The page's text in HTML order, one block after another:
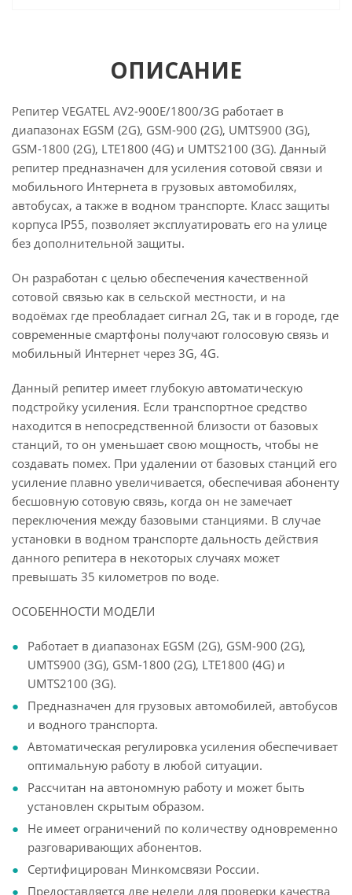
ОПИСАНИЕ
Репитер VEGATEL AV2-900E/1800/3G работает в
диапазонах EGSM (2G), GSM-900 (2G), UMTS900 (3G),
GSM-1800 (2G), LTE1800 (4G) и UMTS2100 (3G). Данный
репитер предназначен для усиления сотовой связи и
мобильного Интернета в грузовых автомобилях,
автобусах, а также в водном транспорте. Класс защиты
корпуса IP55, позволяет эксплуатировать его на улице
без дополнительной защиты.
Он разработан с целью обеспечения качественной
сотовой связью как в сельской местности, и на
водоёмах где преобладает сигнал 2G, так и в городе, где
современные смартфоны получают голосовую связь и
мобильный Интернет через 3G, 4G.
Данный репитер имеет глубокую автоматическую
подстройку усиления. Если транспортное средство
находится в непосредственной близости от базовых
станций, то он уменьшает свою мощность, чтобы не
создавать помех. При удалении от базовых станций его
усиление плавно увеличивается, обеспечивая абоненту
бесшовную сотовую связь, когда он не замечает
переключения между базовыми станциями. В случае
установки в водном транспорте дальность действия
данного репитера в некоторых случаях может
превышать 35 километров по воде.
ОСОБЕННОСТИ МОДЕЛИ
Работает в диапазонах EGSM (2G), GSM-900 (2G),
UMTS900 (3G), GSM-1800 (2G), LTE1800 (4G) и
UMTS2100 (3G).
Предназначен для грузовых автомобилей, автобусов
и водного транспорта.
Автоматическая регулировка усиления обеспечивает
оптимальную работу в любой ситуации.
Рассчитан на автономную работу и может быть
установлен скрытым образом.
Не имеет ограничений по количеству одновременно
разговаривающих абонентов.
Сертифицирован Минкомсвязи России.
Предоставляется две недели для проверки качества